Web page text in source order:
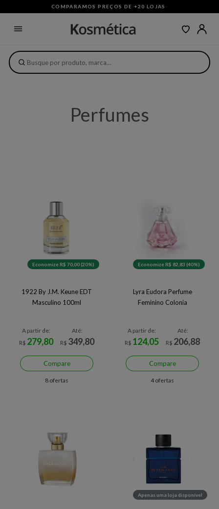
COMPARAMOS PREÇOS DE +20 LOJAS ·
Perfumes
Economize R$ 70,00 (20%)
1922 By J.M. Keune EDT
Masculino 100ml
A partir de:
R$ 279,80
Até:
R$ 349,80
Compare
8 ofertas
Economize R$ 82,83 (40%)
Lyra Eudora Perfume
Feminino Colonia
A partir de:
R$ 124,05
Até:
R$ 206,88
Compare
4 ofertas
Apenas uma loja disponível